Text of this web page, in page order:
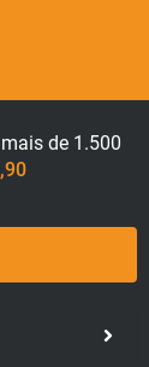
de 1.500